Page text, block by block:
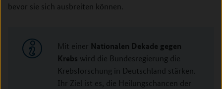
bevor sie sich ausbreiten können.
Mit einer Nationalen Dekade gegen
Krebs wird die Bundesregierung die
Krebsforschung in Deutschland stärken.
Ihr Ziel ist es, die Heilungschancen der